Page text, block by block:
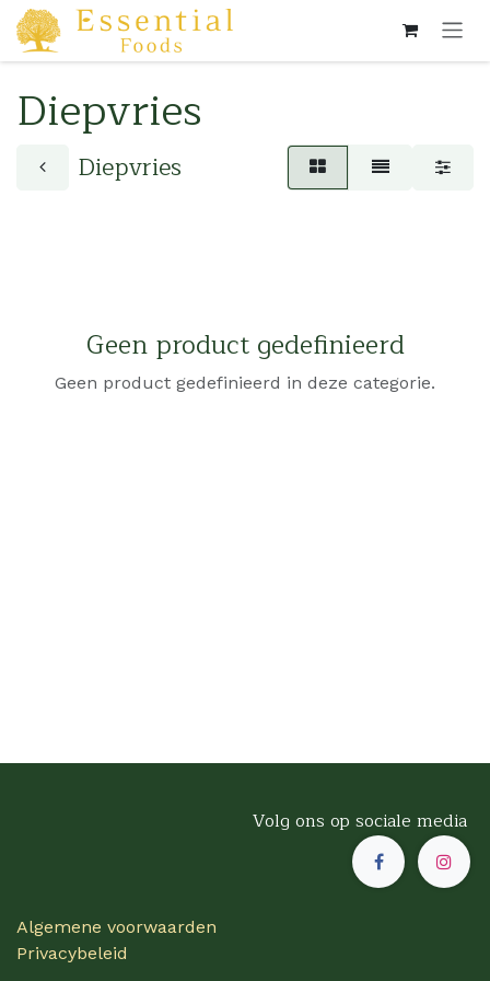
Overslaan naar inhoud
Diepvries
Diepvries
Geen product gedefinieerd
Geen product gedefinieerd in deze categorie.
Volg ons op sociale media
Algemene voorwaarden
Privacybeleid